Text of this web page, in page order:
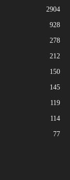
2904
928
278
212
150
145
119
114
77